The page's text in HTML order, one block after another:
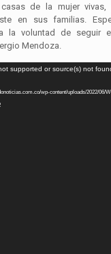
de la mujer vivas,
en sus familias.
la voluntad de seguir
Mendoza.
supported or source(s) not
wp-content/uploads/2022/06/